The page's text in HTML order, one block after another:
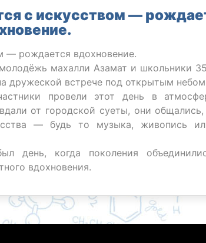
с искусством —
— рождается вдохновение.
махалли Азамат и школьники
дружеской встрече под открытым
провели этот день в
от городской суеты, они общались,
— будь то музыка, живопись
когда поколения
вдохновения.